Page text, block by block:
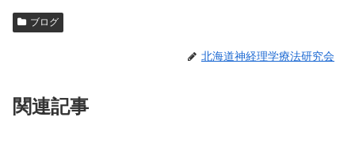
ブログ
北海道神経理学療法研究会
関連記事